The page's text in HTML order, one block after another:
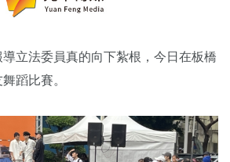
立法委員真的向下紮根，今日在板橋
蹈比賽。